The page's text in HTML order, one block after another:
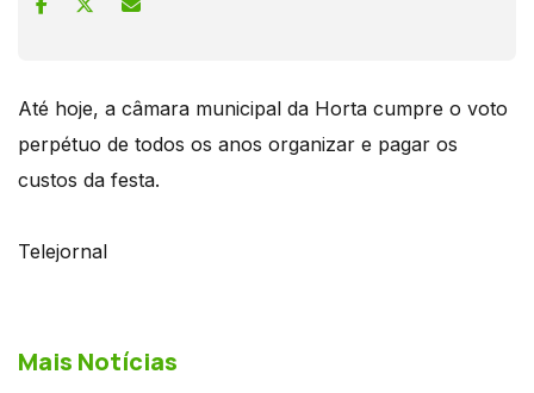
Até hoje, a câmara municipal da Horta cumpre o voto
perpétuo de todos os anos organizar e pagar os
custos da festa.
Telejornal
Mais Notícias